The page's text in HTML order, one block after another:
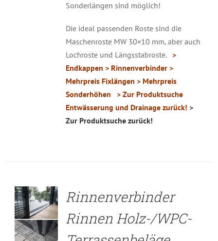
Sonderlängen sind möglich!
Die ideal passenden Roste sind die
Maschenroste MW 30×10 mm, aber auch
Lochroste und Längsstabroste. >
Endkappen > Rinnenverbinder >
Mehrpreis Fixlängen > Mehrpreis
Sonderhöhen
> Zur Produktsuche
Entwässerung und Drainage zurück! >
Zur Produktsuche zurück!
Rinnenverbinder
Rinnen Holz-/WPC-